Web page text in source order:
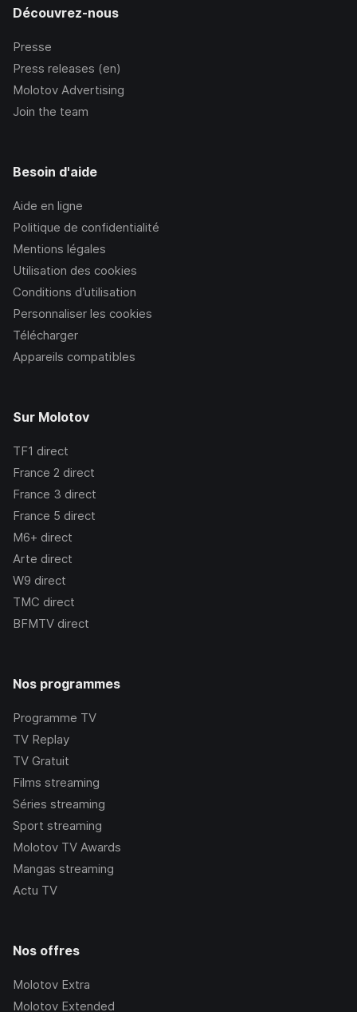
Découvrez-nous
Presse
Press releases (en)
Molotov Advertising
Join the team
Besoin d'aide
Aide en ligne
Politique de confidentialité
Mentions légales
Utilisation des cookies
Conditions d’utilisation
Personnaliser les cookies
Télécharger
Appareils compatibles
Sur Molotov
TF1 direct
France 2 direct
France 3 direct
France 5 direct
M6+ direct
Arte direct
W9 direct
TMC direct
BFMTV direct
Nos programmes
Programme TV
TV Replay
TV Gratuit
Films streaming
Séries streaming
Sport streaming
Molotov TV Awards
Mangas streaming
Actu TV
Nos offres
Molotov Extra
Molotov Extended